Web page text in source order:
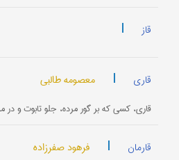
قاز |
قاری | معصومه طالبی
قاری، کسی که بر گور مرده، جلو تابوت و
قارمان | فرهود صفرزاده